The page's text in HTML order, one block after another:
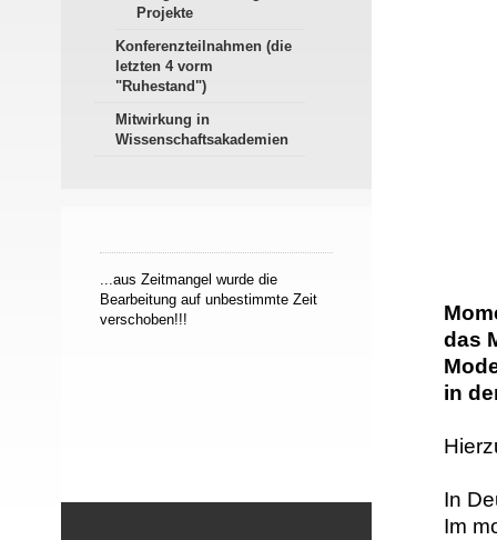
Projekte
Konferenzteilnahmen (die
letzten 4 vorm
"Ruhestand")
Mitwirkung in
Wissenschaftsakademien
...aus Zeitmangel wurde die
Bearbeitung auf unbestimmte Zeit
verschoben!!!
das
in
In
Im